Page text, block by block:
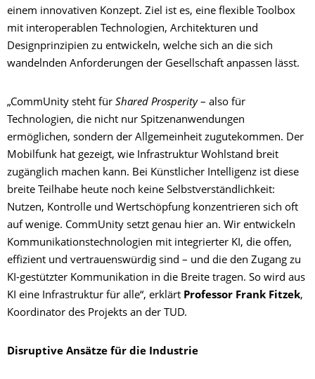
einem innovativen Konzept. Ziel ist es, eine flexible Toolbox
mit interoperablen Technologien, Architekturen und
Designprinzipien zu entwickeln, welche sich an die sich
wandelnden Anforderungen der Gesellschaft anpassen lässt.
„CommUnity steht für Shared Prosperity– also für
Technologien, die nicht nur Spitzenanwendungen
ermöglichen, sondern der Allgemeinheit zugutekommen. Der
Mobilfunk hat gezeigt, wie Infrastruktur Wohlstand breit
zugänglich machen kann. Bei Künstlicher Intelligenz ist diese
breite Teilhabe heute noch keine Selbstverständlichkeit:
Nutzen, Kontrolle und Wertschöpfung konzentrieren sich oft
auf wenige. CommUnity setzt genau hier an. Wir entwickeln
Kommunikationstechnologien mit integrierter KI, die offen,
effizient und vertrauenswürdig sind – und die den Zugang zu
KI-gestützter Kommunikation in die Breite tragen. So wird aus
KI eine Infrastruktur für alle“, erklärt Professor Frank Fitzek,
Koordinator des Projekts an der TUD.
Disruptive Ansätze für die Industrie